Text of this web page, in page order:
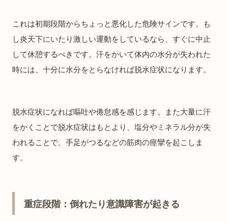
これは初期段階からちょっと悪化した危険サインです。も
し炎天下にいたり激しい運動をしているなら、すぐに中止
して休憩するべきです。汗をかいて体内の水分が失われた
時には、十分に水分をとらなければ脱水症状になります。
脱水症状になれば嘔吐や倦怠感を感じます。また大量に汗
をかくことで脱水症状はもとより、塩分やミネラル分が失
われることで、手足がつるなどの筋肉の痙攣を起こしま
す。
重症段階：倒れたり意識障害が起きる